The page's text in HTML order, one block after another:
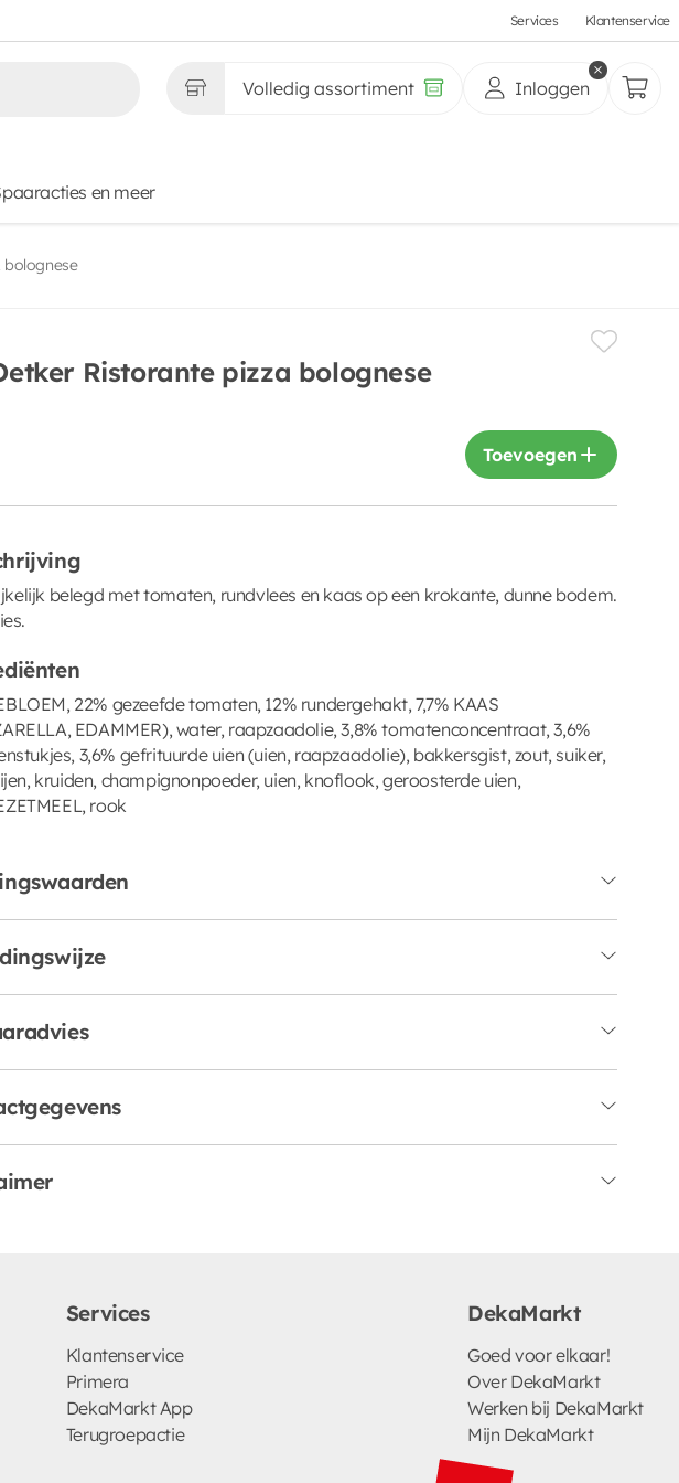
Services Klantenservice
Volledig assortiment Inloggen
en meer
bolognese
Ristorante pizza bolognese
Toevoegen
belegd met tomaten, rundvlees en kaas op een krokante, dunne bodem.
22% gezeefde tomaten, 12% rundergehakt, 7,7% KAAS
EDAMMER), water, raapzaadolie, 3,8% tomatenconcentraat, 3,6%
3,6% gefrituurde uien (uien, raapzaadolie), bakkersgist, zout, suiker,
kruiden, champignonpoeder, uien, knoflook, geroosterde uien,
rook
Services
Klantenservice
Primera
DekaMarkt App
Terugroepactie
DekaMarkt
Goed voor elkaar!
Over DekaMarkt
Werken bij DekaMarkt
Mijn DekaMarkt